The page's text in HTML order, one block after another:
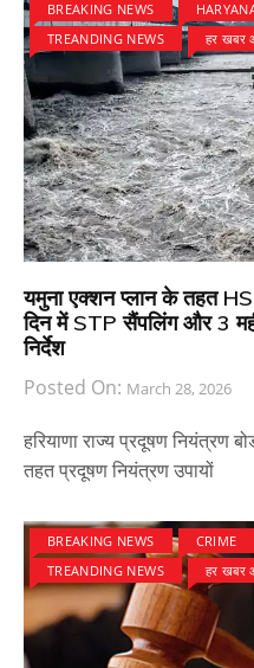
BREAKING NEWS
TREANDING NEWS
हर खबर
यमुना एक्शन प्लान के तहत
दिन में STP सैंपलिंग और 3
निर्देश
Posted On: March 28, 2026
हरियाणा राज्य प्रदूषण नियंत्रण
तहत प्रदूषण नियंत्रण उपायों
BREAKING NEWS CRIME
TREANDING NEWS
हर खबर